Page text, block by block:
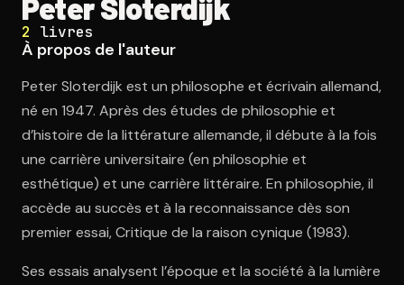
Peter Sloterdijk
2 livres
À propos de l'auteur
Peter Sloterdijk est un philosophe et écrivain allemand,
né en 1947. Après des études de philosophie et
d’histoire de la littérature allemande, il débute à la fois
une carrière universitaire (en philosophie et
esthétique) et une carrière littéraire. En philosophie, il
accède au succès et à la reconnaissance dès son
premier essai, Critique de la raison cynique (1983).
Ses essais analysent l’époque et la société à la lumière